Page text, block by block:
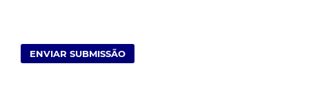
ENVIAR SUBMISSÃO